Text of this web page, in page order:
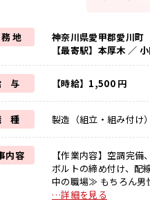
地
神奈川県愛甲郡愛川町
【最寄駅】本厚木 ／
与 【時給】1,500 円
種 製造（組立・組み付け）
内容
【作業内容】空調完
ボルトの締め付け、配線ケー
中の職場≫ もちろん男
る方にオススメ。 残
…詳細を見る